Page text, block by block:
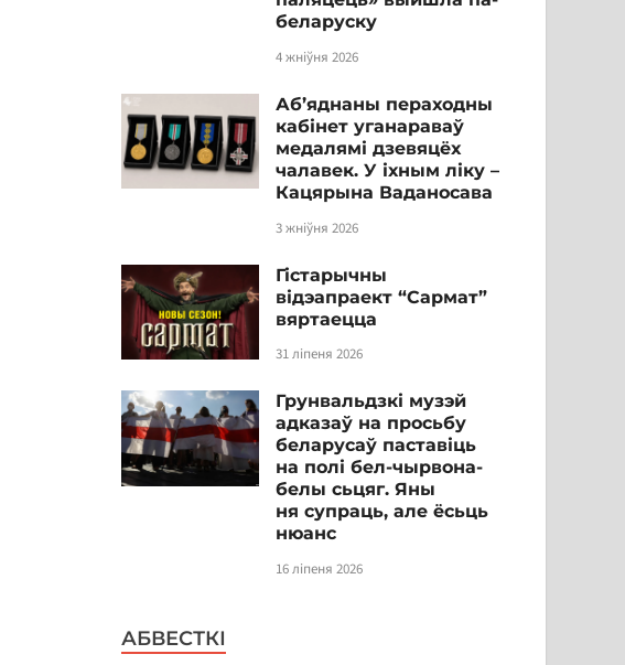
беларуску
4 жніўня 2026
Аб’яднаны пераходны
кабінет уганараваў
медалямі дзевяцёх
чалавек. У іхным ліку –
Кацярына Ваданосава
3 жніўня 2026
Гістарычны
відэапраект “Сармат”
вяртаецца
31 ліпеня 2026
Грунвальдзкі музэй
адказаў на просьбу
беларусаў паставіць
на полі бел-чырвона-
белы сьцяг. Яны
ня супраць, але ёсьць
нюанс
16 ліпеня 2026
АБВЕСТКІ